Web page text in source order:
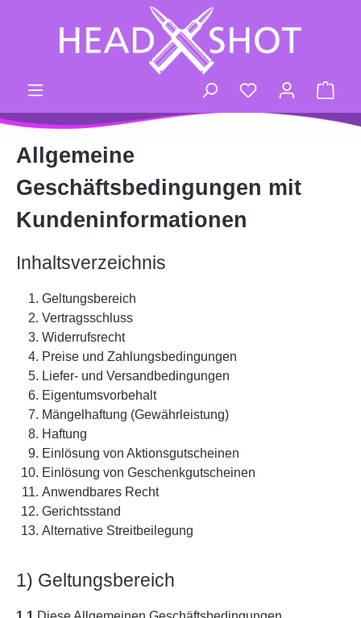
Zum Hauptinhalt springen
Du hast 0
Allgemeine
Geschäftsbedingungen mit
Kundeninformationen
Inhaltsverzeichnis
Geltungsbereich
Vertragsschluss
Widerrufsrecht
Preise und Zahlungsbedingungen
Liefer- und Versandbedingungen
Eigentumsvorbehalt
Mängelhaftung (Gewährleistung)
Haftung
Einlösung von Aktionsgutscheinen
Einlösung von Geschenkgutscheinen
Anwendbares Recht
Gerichtsstand
Alternative Streitbeilegung
1) Geltungsbereich